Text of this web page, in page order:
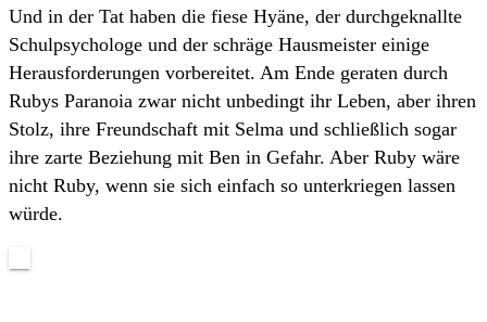
Und in der Tat haben die fiese Hyäne, der durchgeknallte
Schulpsychologe und der schräge Hausmeister einige
Herausforderungen vorbereitet. Am Ende geraten durch
Rubys Paranoia zwar nicht unbedingt ihr Leben, aber ihren
Stolz, ihre Freundschaft mit Selma und schließlich sogar
ihre zarte Beziehung mit Ben in Gefahr. Aber Ruby wäre
nicht Ruby, wenn sie sich einfach so unterkriegen lassen
würde.